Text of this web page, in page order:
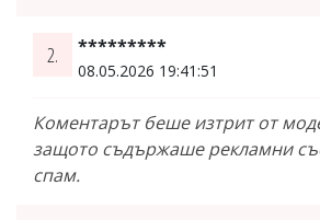
2. *********
08.05.2026 19:41:51
Коментарът беше изтрит от
защото съдържаше рекламни
спам.